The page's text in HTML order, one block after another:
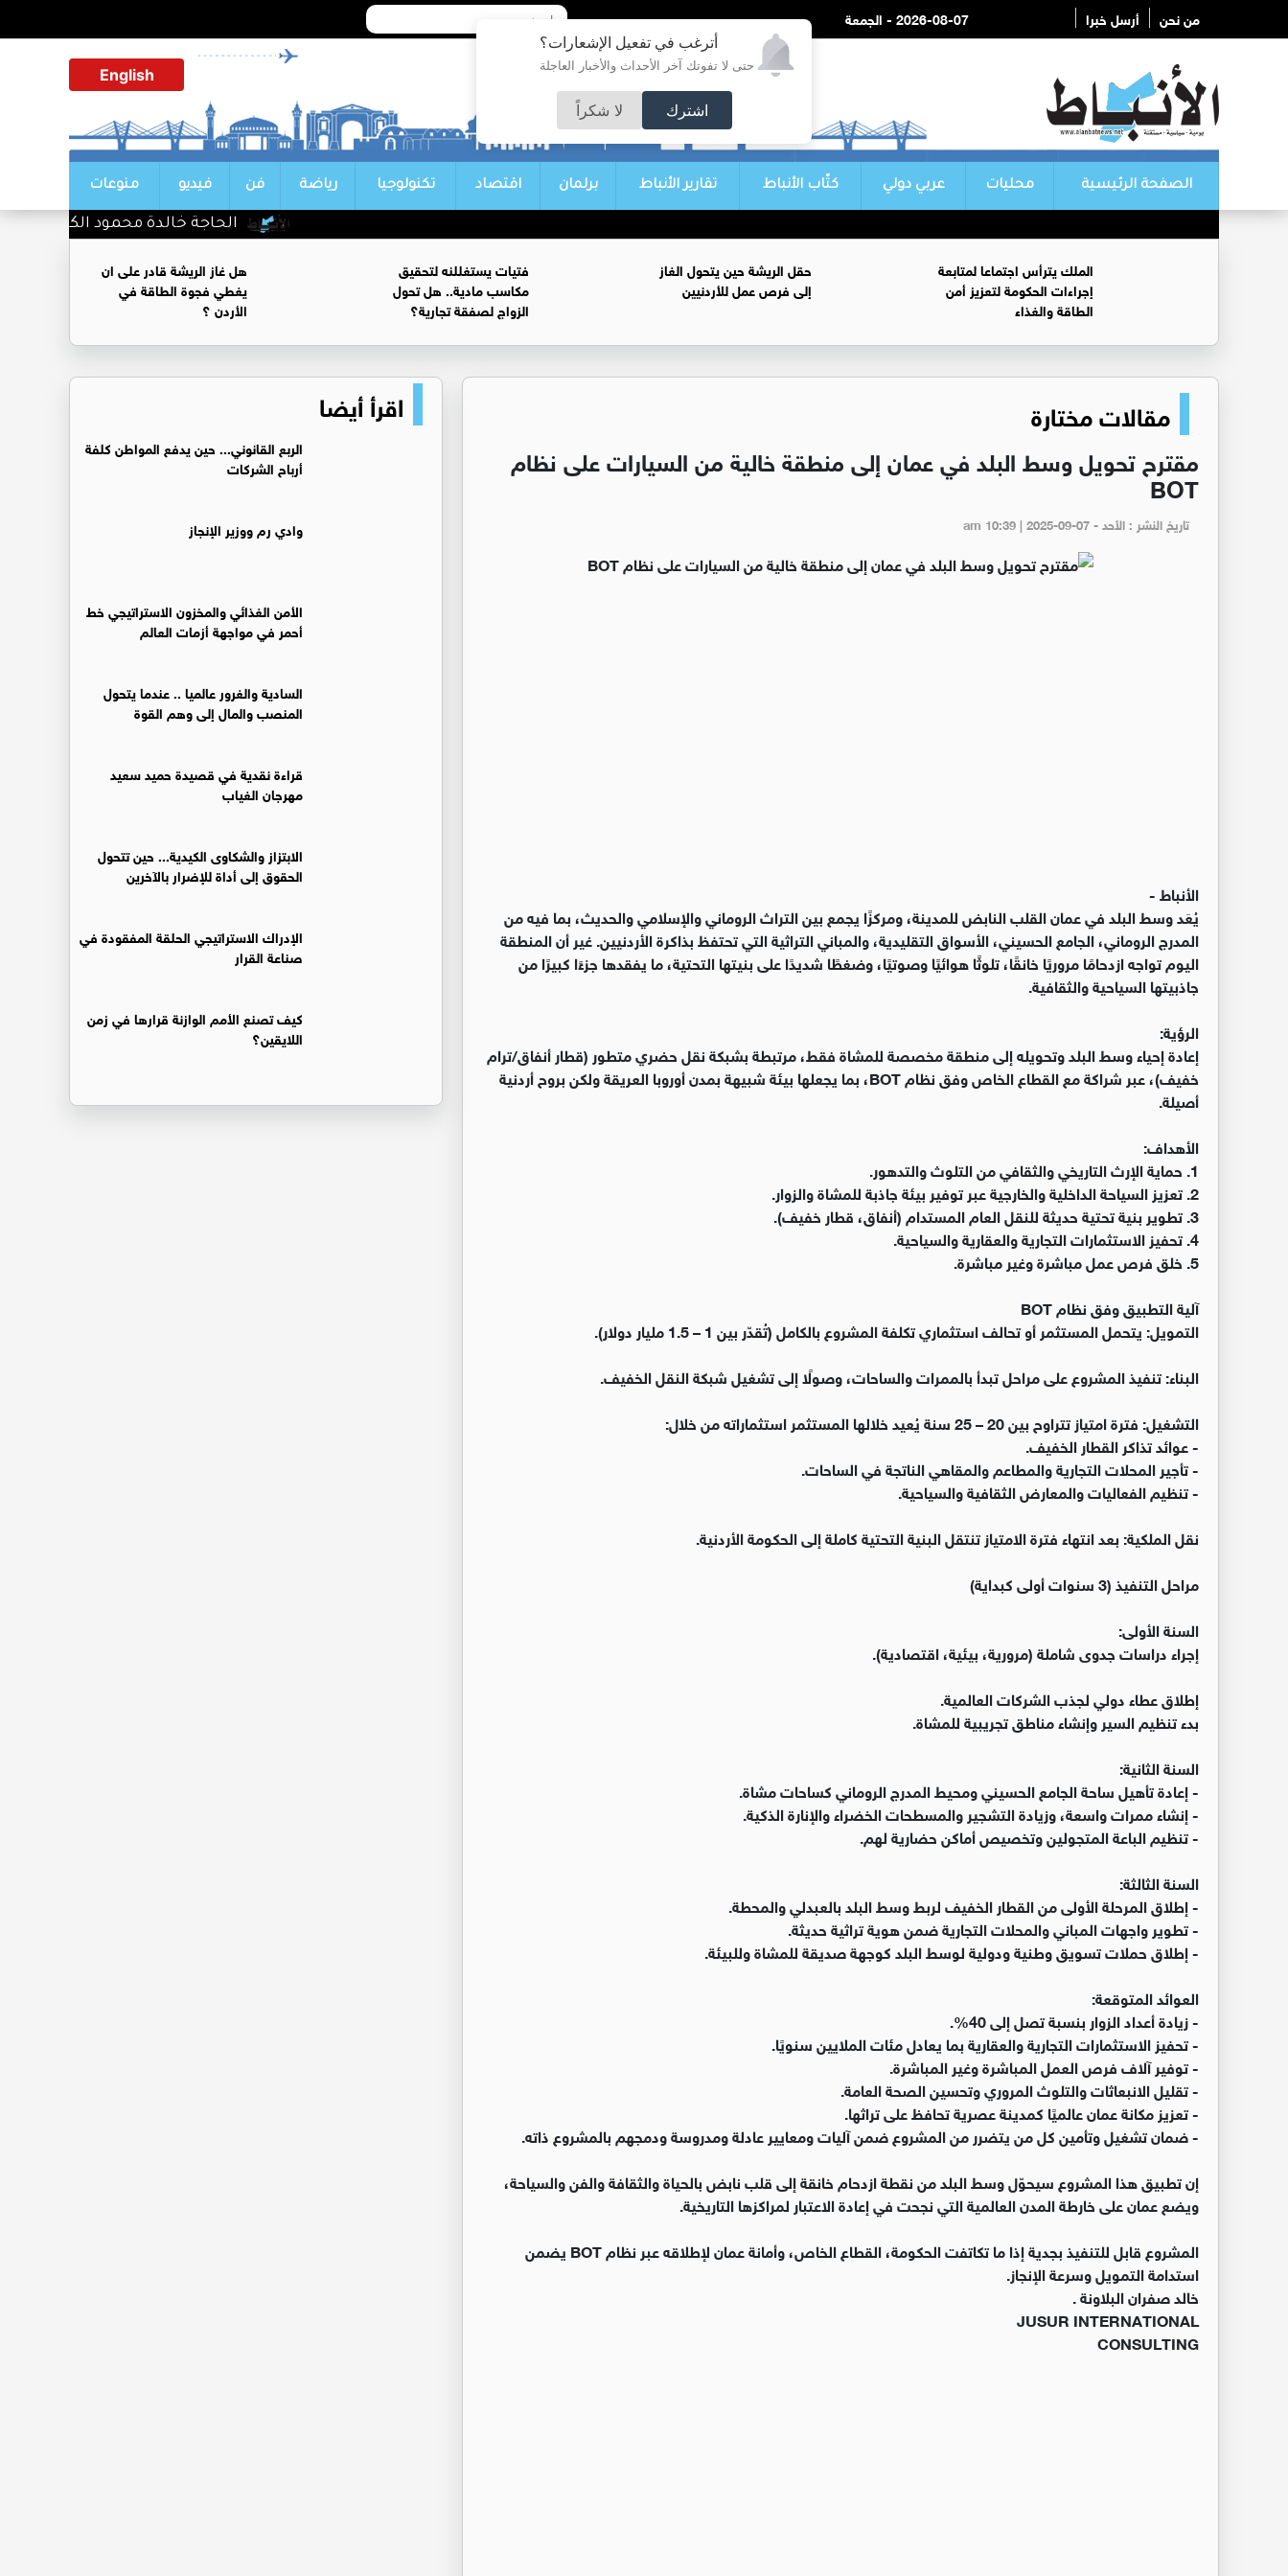
أترغب في تفعيل الإشعارات؟
حتى لا تفوتك آخر الأحداث والأخبار العاجلة
اشترك لا شكراً
من نحن أرسل خبرا 2026-08-07 - الجمعة
English
الصفحة الرئيسية محليات عربي دولي كتّاب الأنباط تقارير الأنباط برلمان اقتصاد تكنولوجيا رياضة فن فيديو منوعات
الحاجة خالدة محمود الكرمي في ذمة
الملك يترأس اجتماعا لمتابعة
إجراءات الحكومة لتعزيز أمن
الطاقة والغذاء
حقل الريشة حين يتحول الغاز
إلى فرص عمل للأردنيين
فتيات يستغللنه لتحقيق
مكاسب مادية.. هل تحول
الزواج لصفقة تجارية؟
هل غاز الريشة قادر على ان
يغطي فجوة الطاقة في
الأردن ؟
مقالات مختارة
مقترح تحويل وسط البلد في عمان إلى منطقة خالية من السيارات على نظام
BOT
تاريخ النشر : الأحد - am 10:39 | 2025-09-07
الأنباط -
يُعَد وسط البلد في عمان القلب النابض للمدينة، ومركزًا يجمع بين التراث الروماني والإسلامي والحديث، بما فيه من
المدرج الروماني، الجامع الحسيني، الأسواق التقليدية، والمباني التراثية التي تحتفظ بذاكرة الأردنيين. غير أن المنطقة
اليوم تواجه ازدحامًا مروريًا خانقًا، تلوثًا هوائيًا وصوتيًا، وضغطًا شديدًا على بنيتها التحتية، ما يفقدها جزءًا كبيرًا من
جاذبيتها السياحية والثقافية.
الرؤية:
إعادة إحياء وسط البلد وتحويله إلى منطقة مخصصة للمشاة فقط، مرتبطة بشبكة نقل حضري متطور (قطار أنفاق/ترام
خفيف)، عبر شراكة مع القطاع الخاص وفق نظام BOT، بما يجعلها بيئة شبيهة بمدن أوروبا العريقة ولكن بروح أردنية
أصيلة.
الأهداف:
1. حماية الإرث التاريخي والثقافي من التلوث والتدهور.
2. تعزيز السياحة الداخلية والخارجية عبر توفير بيئة جاذبة للمشاة والزوار.
3. تطوير بنية تحتية حديثة للنقل العام المستدام (أنفاق، قطار خفيف).
4. تحفيز الاستثمارات التجارية والعقارية والسياحية.
5. خلق فرص عمل مباشرة وغير مباشرة.
آلية التطبيق وفق نظام BOT
التمويل: يتحمل المستثمر أو تحالف استثماري تكلفة المشروع بالكامل (تُقدّر بين 1 – 1.5 مليار دولار).
البناء: تنفيذ المشروع على مراحل تبدأ بالممرات والساحات، وصولًا إلى تشغيل شبكة النقل الخفيف.
التشغيل: فترة امتياز تتراوح بين 20 – 25 سنة يُعيد خلالها المستثمر استثماراته من خلال:
- عوائد تذاكر القطار الخفيف.
- تأجير المحلات التجارية والمطاعم والمقاهي الناتجة في الساحات.
- تنظيم الفعاليات والمعارض الثقافية والسياحية.
نقل الملكية: بعد انتهاء فترة الامتياز تنتقل البنية التحتية كاملة إلى الحكومة الأردنية.
مراحل التنفيذ (3 سنوات أولى كبداية)
السنة الأولى:
إجراء دراسات جدوى شاملة (مرورية، بيئية، اقتصادية).
إطلاق عطاء دولي لجذب الشركات العالمية.
بدء تنظيم السير وإنشاء مناطق تجريبية للمشاة.
السنة الثانية:
- إعادة تأهيل ساحة الجامع الحسيني ومحيط المدرج الروماني كساحات مشاة.
- إنشاء ممرات واسعة، وزيادة التشجير والمسطحات الخضراء والإنارة الذكية.
- تنظيم الباعة المتجولين وتخصيص أماكن حضارية لهم.
السنة الثالثة:
- إطلاق المرحلة الأولى من القطار الخفيف لربط وسط البلد بالعبدلي والمحطة.
- تطوير واجهات المباني والمحلات التجارية ضمن هوية تراثية حديثة.
- إطلاق حملات تسويق وطنية ودولية لوسط البلد كوجهة صديقة للمشاة وللبيئة.
العوائد المتوقعة:
- زيادة أعداد الزوار بنسبة تصل إلى 40%.
- تحفيز الاستثمارات التجارية والعقارية بما يعادل مئات الملايين سنويًا.
- توفير آلاف فرص العمل المباشرة وغير المباشرة.
- تقليل الانبعاثات والتلوث المروري وتحسين الصحة العامة.
- تعزيز مكانة عمان عالميًا كمدينة عصرية تحافظ على تراثها.
- ضمان تشغيل وتأمين كل من يتضرر من المشروع ضمن آليات ومعايير عادلة ومدروسة ودمجهم بالمشروع ذاته.⁠
إن تطبيق هذا المشروع سيحوّل وسط البلد من نقطة ازدحام خانقة إلى قلب نابض بالحياة والثقافة والفن والسياحة،
ويضع عمان على خارطة المدن العالمية التي نجحت في إعادة الاعتبار لمراكزها التاريخية.
المشروع قابل للتنفيذ بجدية إذا ما تكاتفت الحكومة، القطاع الخاص، وأمانة عمان لإطلاقه عبر نظام BOT يضمن
استدامة التمويل وسرعة الإنجاز.
خالد صفران البلاونة .
JUSUR INTERNATIONAL
CONSULTING
اقرأ أيضا
الربع القانوني... حين يدفع المواطن كلفة
أرباح الشركات
وادي رم ووزير الإنجاز
الأمن الغذائي والمخزون الاستراتيجي خط
أحمر في مواجهة أزمات العالم
السادية والغرور عالميا .. عندما يتحول
المنصب والمال إلى وهم القوة
قراءة نقدية في قصيدة حميد سعيد
مهرجان الغياب
الابتزاز والشكاوى الكيدية... حين تتحول
الحقوق إلى أداة للإضرار بالآخرين
الإدراك الاستراتيجي الحلقة المفقودة في
صناعة القرار
كيف تصنع الأمم الوازنة قرارها في زمن
اللايقين؟